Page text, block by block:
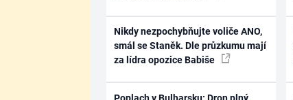
Nikdy nezpochybňujte voliče ANO,
smál se Staněk. Dle průzkumu mají
za lídra opozice Babiše
Poplach v Bulharsku: Dron plný